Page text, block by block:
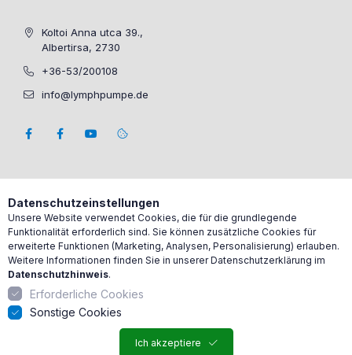
Koltoi Anna utca 39.,
Albertirsa, 2730
+36-53/200108
info@lymphpumpe.de
Datenschutzeinstellungen
Unsere Website verwendet Cookies, die für die grundlegende
Funktionalität erforderlich sind. Sie können zusätzliche Cookies für
erweiterte Funktionen (Marketing, Analysen, Personalisierung) erlauben.
Weitere Informationen finden Sie in unserer Datenschutzerklärung im
Datenschutzhinweis.
Erforderliche Cookies
Sonstige Cookies
Ich akzeptiere